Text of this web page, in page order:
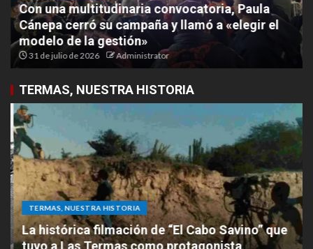
Con una multitudinaria convocatoria, Paula
Cánepa cerró su campaña y llamó a «elegir el
modelo de la gestión»
31 de julio de 2026 Administrator
TERMAS, NUESTRA HISTORIA
TERMAS, NUESTRA HISTORIA
La histórica filmación de “El Cabo Savino” que
tuvo a Las Termas como protagonista